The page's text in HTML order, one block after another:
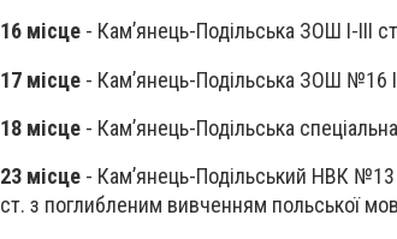
16 місце - Кам’янець-Подільська ЗОШ I-III
17 місце - Кам’янець-Подільська ЗОШ №16
18 місце - Кам’янець-Подільська
23 місце - Кам’янець-Подільський НВК №13
ст. з поглибленим вивченням польської